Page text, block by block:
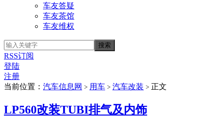
车友答疑
车友茶馆
车友维权
RSS订阅
登陆
注册
当前位置： 汽车信息网 > 用车 > 汽车改装 > 正文
LP560改装TUBI排气及内饰